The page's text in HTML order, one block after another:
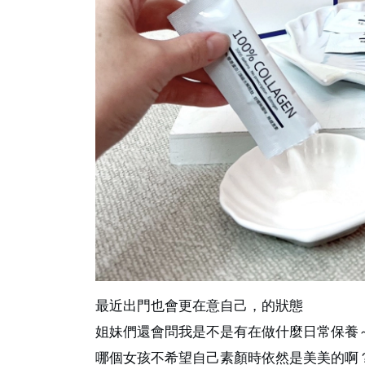
最近出門也會更在意自己，的狀態
姐妹們還會問我是不是有在做什麼日常保養
哪個女孩不希望自己素顏時依然是美美的啊